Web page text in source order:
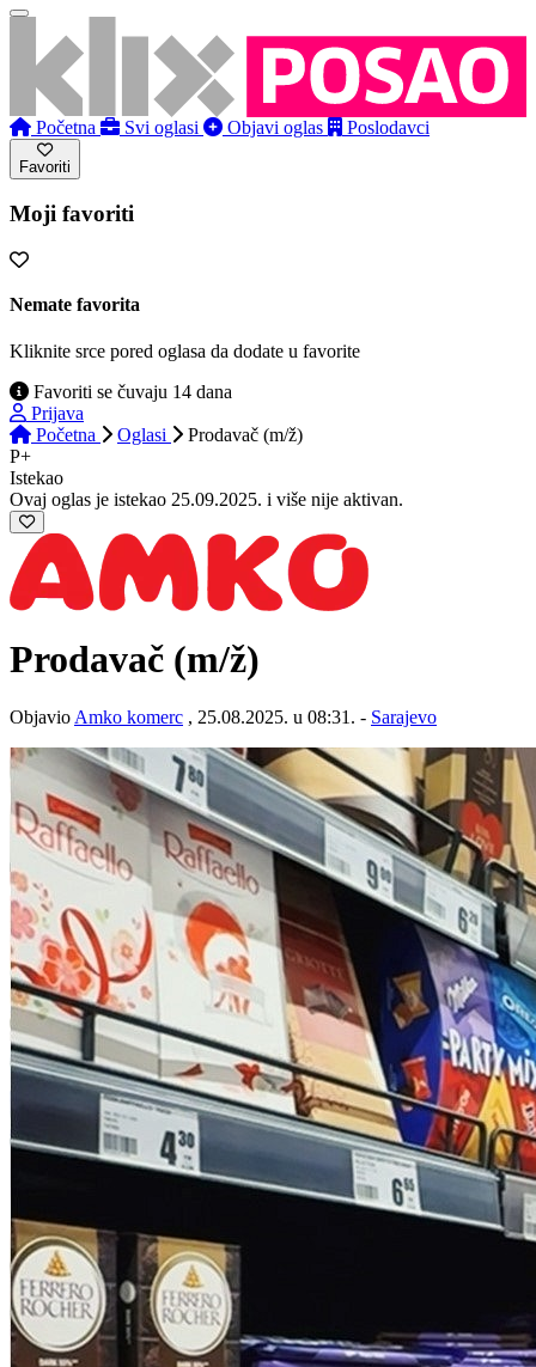
Početna Svi oglasi Objavi oglas Poslodavci
Favoriti
Moji favoriti
Nemate favorita
Kliknite srce pored oglasa da dodate u favorite
Favoriti se čuvaju 14 dana
Prijava
Početna
Oglasi
Prodavač (m/ž)
P+
Istekao
Ovaj oglas je istekao 25.09.2025. i više nije aktivan.
Prodavač (m/ž)
Objavio Amko komerc , 25.08.2025. u 08:31. - Sarajevo